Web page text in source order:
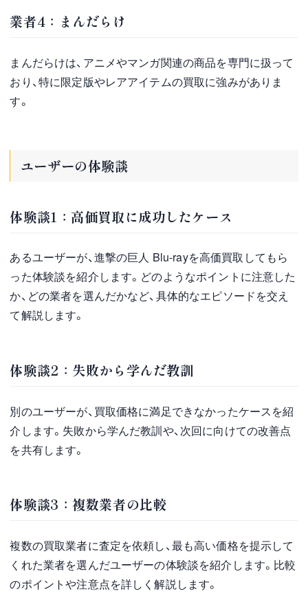
業者4：まんだらけ
まんだらけは、アニメやマンガ関連の商品を専門に扱って
おり、特に限定版やレアアイテムの買取に強みがありま
す。
ユーザーの体験談
体験談1：高価買取に成功したケース
あるユーザーが、進撃の巨人 Blu-rayを高価買取してもら
った体験談を紹介します。どのようなポイントに注意した
か、どの業者を選んだかなど、具体的なエピソードを交え
て解説します。
体験談2：失敗から学んだ教訓
別のユーザーが、買取価格に満足できなかったケースを紹
介します。失敗から学んだ教訓や、次回に向けての改善点
を共有します。
体験談3：複数業者の比較
複数の買取業者に査定を依頼し、最も高い価格を提示して
くれた業者を選んだユーザーの体験談を紹介します。比較
のポイントや注意点を詳しく解説します。